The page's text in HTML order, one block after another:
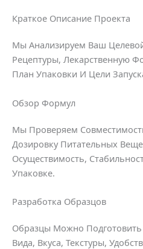
Краткое Описание Проекта
Мы Анализируем Ваш
Рецептуры, Лекарственную
План Упаковки И Цели
Обзор Формул
Мы Проверяем
Дозировку Питательных
Осуществимость,
Упаковке.
Разработка Образцов
Образцы Можно
Вида, Вкуса, Текстуры,